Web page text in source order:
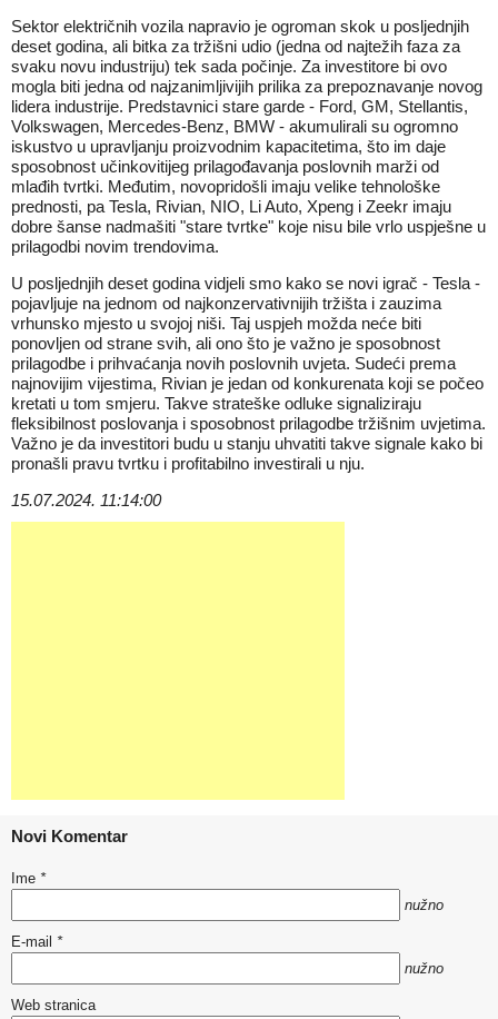
Sektor električnih vozila napravio je ogroman skok u posljednjih
deset godina, ali bitka za tržišni udio (jedna od najtežih faza za
svaku novu industriju) tek sada počinje. Za investitore bi ovo
mogla biti jedna od najzanimljivijih prilika za prepoznavanje novog
lidera industrije. Predstavnici stare garde - Ford, GM, Stellantis,
Volkswagen, Mercedes-Benz, BMW - akumulirali su ogromno
iskustvo u upravljanju proizvodnim kapacitetima, što im daje
sposobnost učinkovitijeg prilagođavanja poslovnih marži od
mlađih tvrtki. Međutim, novopridošli imaju velike tehnološke
prednosti, pa Tesla, Rivian, NIO, Li Auto, Xpeng i Zeekr imaju
dobre šanse nadmašiti "stare tvrtke" koje nisu bile vrlo uspješne u
prilagodbi novim trendovima.
U posljednjih deset godina vidjeli smo kako se novi igrač - Tesla -
pojavljuje na jednom od najkonzervativnijih tržišta i zauzima
vrhunsko mjesto u svojoj niši. Taj uspjeh možda neće biti
ponovljen od strane svih, ali ono što je važno je sposobnost
prilagodbe i prihvaćanja novih poslovnih uvjeta. Sudeći prema
najnovijim vijestima, Rivian je jedan od konkurenata koji se počeo
kretati u tom smjeru. Takve strateške odluke signaliziraju
fleksibilnost poslovanja i sposobnost prilagodbe tržišnim uvjetima.
Važno je da investitori budu u stanju uhvatiti takve signale kako bi
pronašli pravu tvrtku i profitabilno investirali u nju.
15.07.2024. 11:14:00
Novi Komentar
Ime *
nužno
E-mail *
nužno
Web stranica